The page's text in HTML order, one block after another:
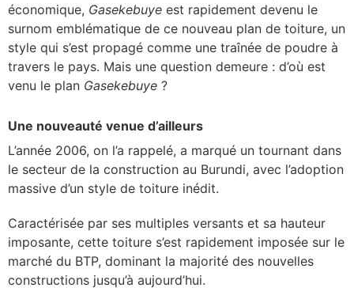
économique, Gasekebuye est rapidement devenu le
surnom emblématique de ce nouveau plan de toiture, un
style qui s’est propagé comme une traînée de poudre à
travers le pays. Mais une question demeure : d’où est
venu le plan Gasekebuye ?
Une nouveauté venue d’ailleurs
L’année 2006, on l’a rappelé, a marqué un tournant dans
le secteur de la construction au Burundi, avec l’adoption
massive d’un style de toiture inédit.
Caractérisée par ses multiples versants et sa hauteur
imposante, cette toiture s’est rapidement imposée sur le
marché du BTP, dominant la majorité des nouvelles
constructions jusqu’à aujourd’hui.